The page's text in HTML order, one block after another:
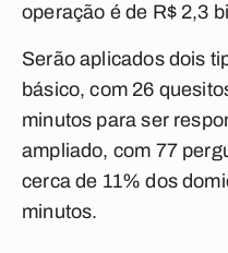
operação é de R$ 2,3
Serão aplicados dois
básico, com 26
minutos para ser
ampliado, com 77
cerca de 11% dos
minutos.